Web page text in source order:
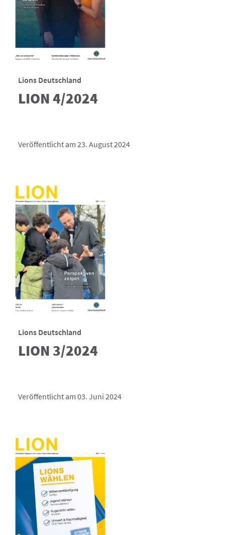
Lions Deutschland
LION 4/2024
Veröffentlicht am 23. August 2024
Lions Deutschland
LION 3/2024
Veröffentlicht am 03. Juni 2024